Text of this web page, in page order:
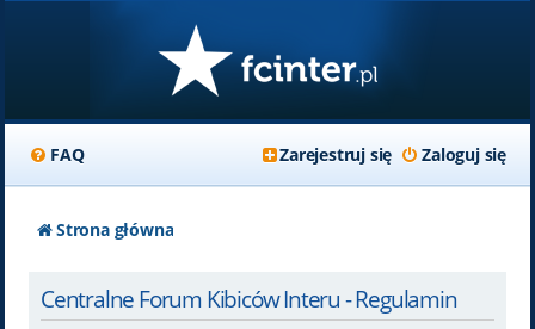
FAQ Zaloguj się
Zarejestruj się
Strona główna
Centralne Forum Kibiców Interu - Regulamin